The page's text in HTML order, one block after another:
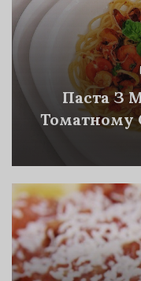
Паста З
Томатному